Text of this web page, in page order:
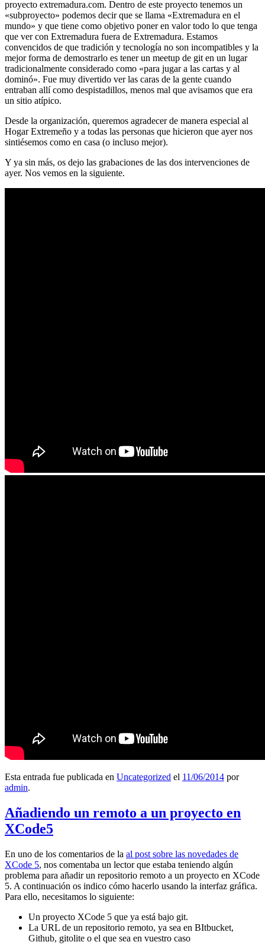
proyecto extremadura.com. Dentro de este proyecto tenemos un
«subproyecto» podemos decir que se llama «Extremadura en el
mundo» y que tiene como objetivo poner en valor todo lo que tenga
que ver con Extremadura fuera de Extremadura. Estamos
convencidos de que tradición y tecnología no son incompatibles y la
mejor forma de demostrarlo es tener un meetup de git en un lugar
tradicionalmente considerado como «para jugar a las cartas y al
dominó». Fue muy divertido ver las caras de la gente cuando
entraban allí como despistadillos, menos mal que avisamos que era
un sitio atípico.
Desde la organización, queremos agradecer de manera especial al
Hogar Extremeño y a todas las personas que hicieron que ayer nos
sintiésemos como en casa (o incluso mejor).
Y ya sin más, os dejo las grabaciones de las dos intervenciones de
ayer. Nos vemos en la siguiente.
Esta entrada fue publicada en Uncategorized el 11/06/2014 por
admin.
Añadiendo un remoto a un proyecto en
XCode5
En uno de los comentarios de la al post sobre las novedades de
XCode 5, nos comentaba un lector que estaba teniendo algún
problema para añadir un repositorio remoto a un proyecto en XCode
5. A continuación os indico cómo hacerlo usando la interfaz gráfica.
Para ello, necesitamos lo siguiente:
Un proyecto XCode 5 que ya está bajo git.
La URL de un repositorio remoto, ya sea en BItbucket,
Github, gitolite o el que sea en vuestro caso